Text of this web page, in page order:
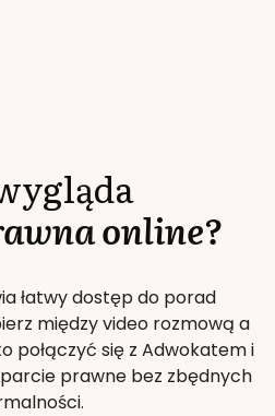
online?
łatwy dostęp do porad
między video rozmową a
połączyć się z Adwokatem i
prawne bez zbędnych